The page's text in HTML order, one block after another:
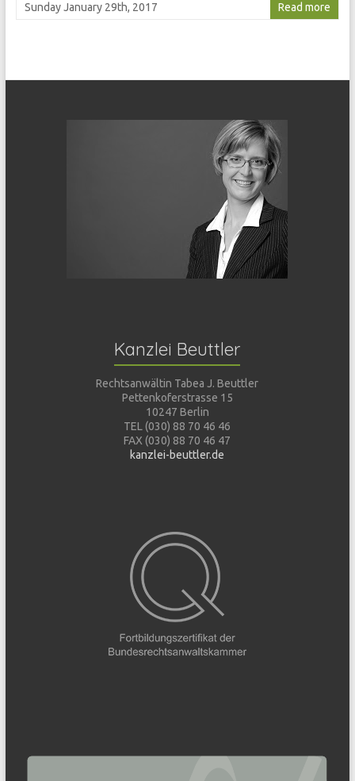
Sunday January 29th, 2017 Read more
Kanzlei Beuttler
Rechtsanwältin Tabea J. Beuttler
Pettenkoferstrasse 15
10247 Berlin
TEL (030) 88 70 46 46
FAX (030) 88 70 46 47
kanzlei-beuttler.de